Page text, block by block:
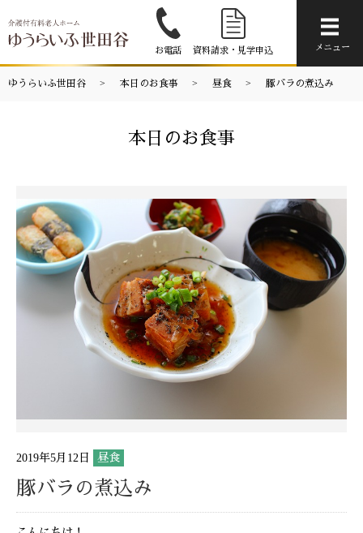
お電話 資料請求・見学申込 メニュー
ゆうらいふ世田谷 本日のお食事 昼食 豚バラの煮込み
本日のお食事
2019年5月12日 昼食
豚バラの煮込み